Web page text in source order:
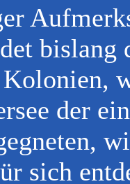
bislang
der
sich